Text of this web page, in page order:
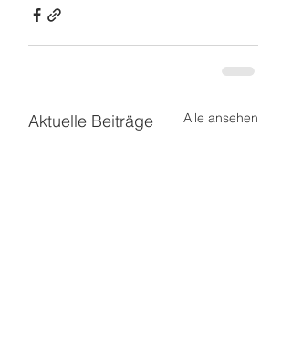
Aktuelle Beiträge Alle ansehen